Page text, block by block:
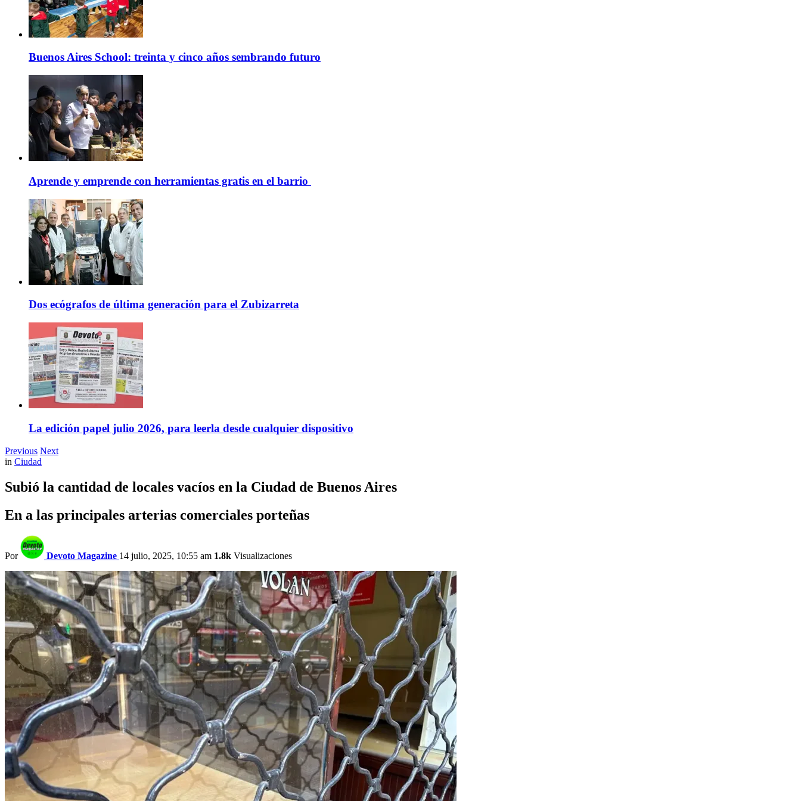
Buenos Aires School: treinta y cinco años sembrando futuro
Aprende y emprende con herramientas gratis en el barrio
Dos ecógrafos de última generación para el Zubizarreta
La edición papel julio 2026, para leerla desde cualquier dispositivo
Previous Next
in Ciudad
Subió la cantidad de locales vacíos en la Ciudad de Buenos Aires
En a las principales arterias comerciales porteñas
Por Devoto Magazine 14 julio, 2025, 10:55 am 1.8k Visualizaciones